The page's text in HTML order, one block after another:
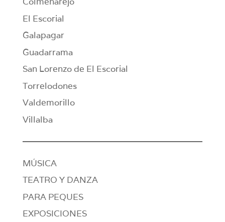
El Escorial
Galapagar
Guadarrama
San Lorenzo de El Escorial
Torrelodones
Valdemorillo
Villalba
MÚSICA
TEATRO Y DANZA
PARA PEQUES
EXPOSICIONES